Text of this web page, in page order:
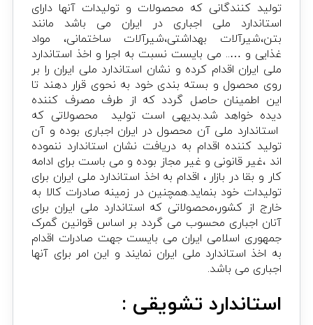
تولید کنندگانی که محصولات و تولیدات آنها دارای
استاندارد ملی اجباری در ایران می باشد مانند
بتن،شیرآلات بهداشتی،شیرآلات ساختمانی، مواد
غذایی و ….. می بایست نسبت به اجرا و اخذ استاندارد
ملی ایران اقدام کرده و نشان استاندارد ملی ایران را بر
روی محصول و بسته بندی خود به نحوی قرار دهند تا
این اطمینان حاصل گردد که از طرف مصرف کننده
دیده خواهد شد.بدیهی است تولید محصولاتی که
استاندارد ملی آن محصول در ایران اجباری بوده و آن
تولید کننده اقدام به دریافت نشان استاندارد ننموده
اند ،غیر قانونی و غیر مجاز بوده و می باست برای ادامه
کار و بقا در بازار ، اقدام به اخذ استاندارد ملی ایران برای
تولیدات خود بنماید.همچنین در زمینه صادرات کالا به
خارج از کشور،محصولاتی که استاندارد ملی ایران برای
آنان اجباری محسوب می گردد بر اساس قوانین گمرک
جمهوری اسلامی ایران می بایست جهت صادرات اقدام
به اخذ استاندارد ملی ایران نمایند و این امر برای آنها
اجباری می باشد.
استاندارد تشویقی :